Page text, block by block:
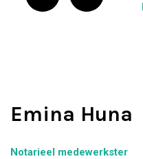
Emina Huna
Notarieel medewerkster